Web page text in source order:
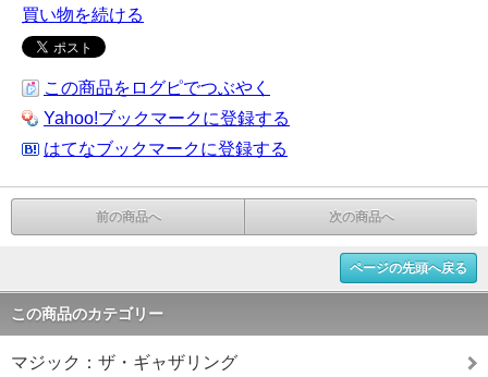
買い物を続ける
この商品をログピでつぶやく
Yahoo!ブックマークに登録する
はてなブックマークに登録する
前の商品へ 次の商品へ
ページの先頭へ戻る
この商品のカテゴリー
マジック：ザ・ギャザリング